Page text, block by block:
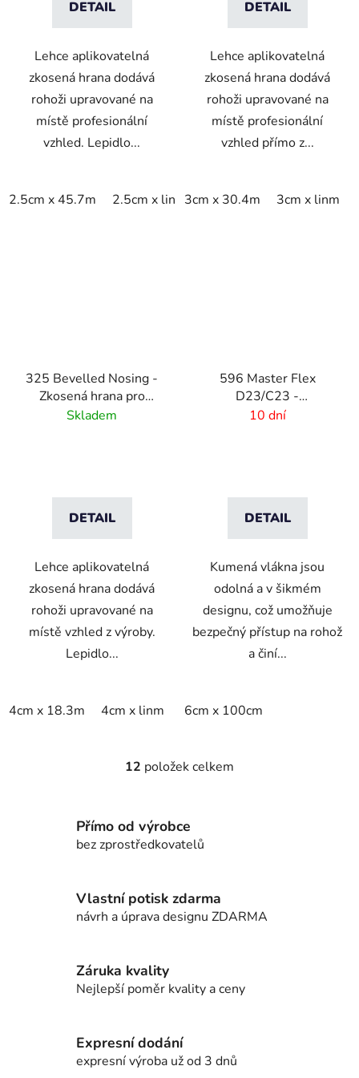
DETAIL
Lehce aplikovatelná
zkosená hrana dodává
rohoži upravované na
místě profesionální
vzhled. Lepidlo...
2.5cm x 45.7m 2.5cm x linm
DETAIL
Lehce aplikovatelná
zkosená hrana dodává
rohoži upravované na
místě profesionální
vzhled přímo z...
3cm x 30.4m 3cm x linm
325 Bevelled Nosing -
Zkosená hrana pro
rohože - 11 mm
Skladem
DETAIL
Lehce aplikovatelná
zkosená hrana dodává
rohoži upravované na
místě vzhled z výroby.
Lepidlo...
4cm x 18.3m 4cm x linm
596 Master Flex
D23/C23 -
Bezpečnostní nájezdové
10 dní
DETAIL
Kumená vlákna jsou
odolná a v šikmém
designu, což umožňuje
bezpečný přístup na rohož
a činí...
6cm x 100cm
O
á
d
í
p
y
p
i
12 položek celkem
Přímo od výrobce
bez zprostředkovatelů
Vlastní potisk zdarma
návrh a úprava designu ZDARMA
Záruka kvality
Nejlepší poměr kvality a ceny
Expresní dodání
expresní výroba už od 3 dnů